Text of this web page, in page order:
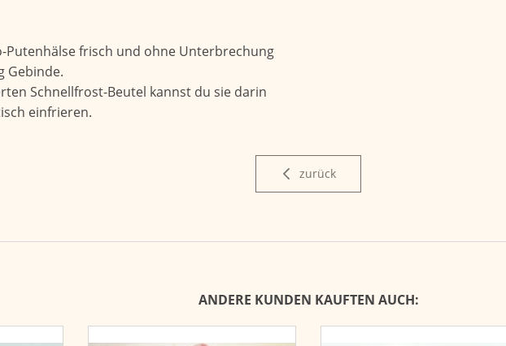
Putenhälse frisch und ohne Unterbrechung
Gebinde.
Schnellfrost-Beutel kannst du sie darin
einfrieren.
zurück
ANDERE KUNDEN KAUFTEN AUCH: